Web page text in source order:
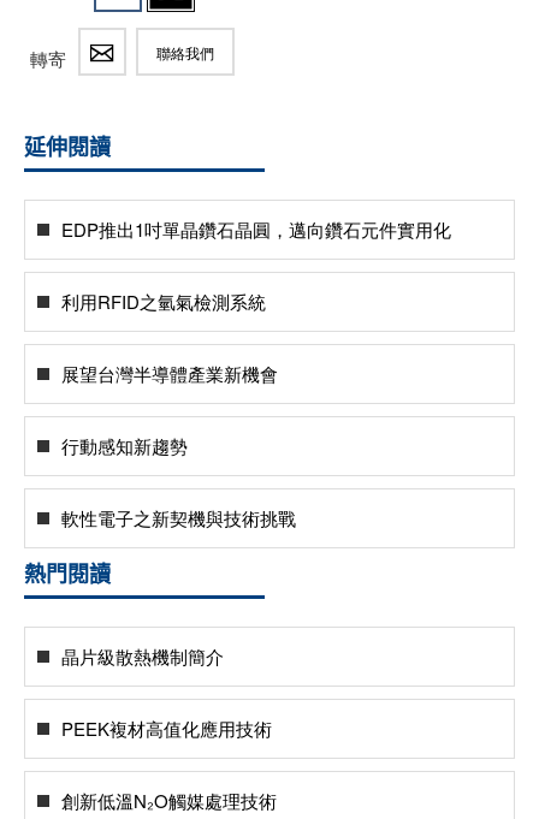
轉寄 聯絡我們
延伸閱讀
EDP推出1吋單晶鑽石晶圓，邁向鑽石元件實用化
利用RFID之氫氣檢測系統
展望台灣半導體產業新機會
行動感知新趨勢
軟性電子之新契機與技術挑戰
熱門閱讀
晶片級散熱機制簡介
PEEK複材高值化應用技術
創新低溫N₂O觸媒處理技術